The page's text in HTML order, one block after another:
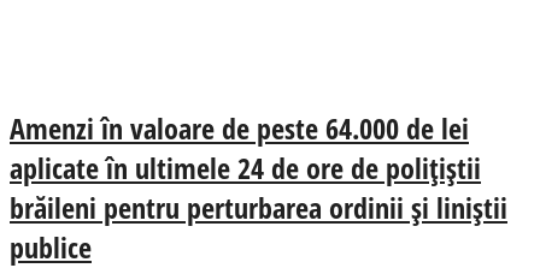
Amenzi în valoare de peste 64.000 de lei
aplicate în ultimele 24 de ore de polițiștii
brăileni pentru perturbarea ordinii și liniștii
publice